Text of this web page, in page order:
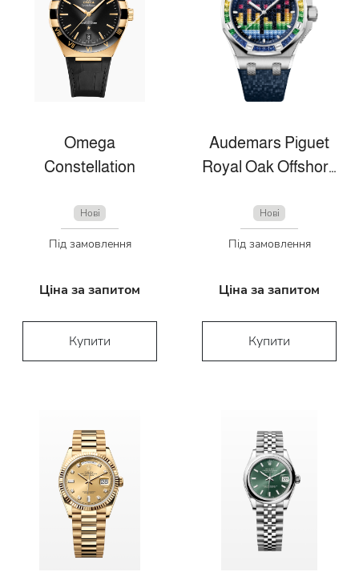
Omega
Constellation
Нові
Під замовлення
Ціна за запитом
Купити
Audemars Piguet
Royal Oak Offshore
Нові
Під замовлення
Ціна за запитом
Купити